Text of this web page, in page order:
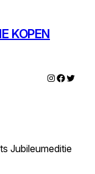
KOPEN
Instagram
Twitter
Jubileumeditie